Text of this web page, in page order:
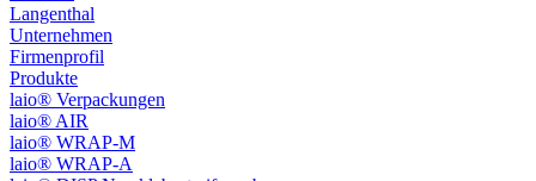
Langenthal
Unternehmen
Firmenprofil
Produkte
laio® Verpackungen
laio® AIR
laio® WRAP-M
laio® WRAP-A